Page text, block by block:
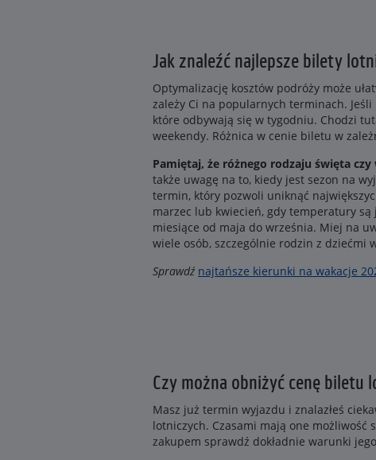
Jak znaleźć najlepsze bilety
Optymalizację kosztów podróży może
zależy Ci na popularnych terminach.
które odbywają się w tygodniu. Chodzi
weekendy. Różnica w cenie biletu w
Pamiętaj, że różnego rodzaju święta
także uwagę na to, kiedy jest sezon na
termin, który pozwoli uniknąć
marzec lub kwiecień, gdy temperatury są
miesiące od maja do września. Miej na
wiele osób, szczególnie rodzin z dziećmi
Sprawdź najtańsze kierunki na wakacje
Czy można obniżyć cenę biletu
Masz już termin wyjazdu i znalazłeś
lotniczych. Czasami mają one możliwość
zakupem sprawdź dokładnie warunki